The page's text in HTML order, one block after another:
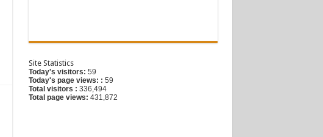
G
Site Statistics
Today's visitors: 59
Today's page views: : 59
Total visitors : 336,494
Total page views: 431,872